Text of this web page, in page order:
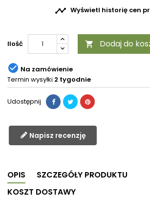
 Wyświetl historię cen
Ilość  Dodaj do
 Na zamówienie
Termin wysyłki 2 tygodnie
Udostępnij
Napisz recenzję
OPIS
SZCZEGÓŁY PRODUKTU
KOSZT DOSTAWY